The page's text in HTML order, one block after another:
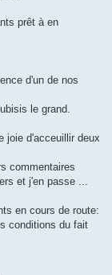
prêt à en
d'un de nos
le grand.
joie d'acceuillir deux
commentaires
et j'en passe ...
en cours de route:
conditions du fait